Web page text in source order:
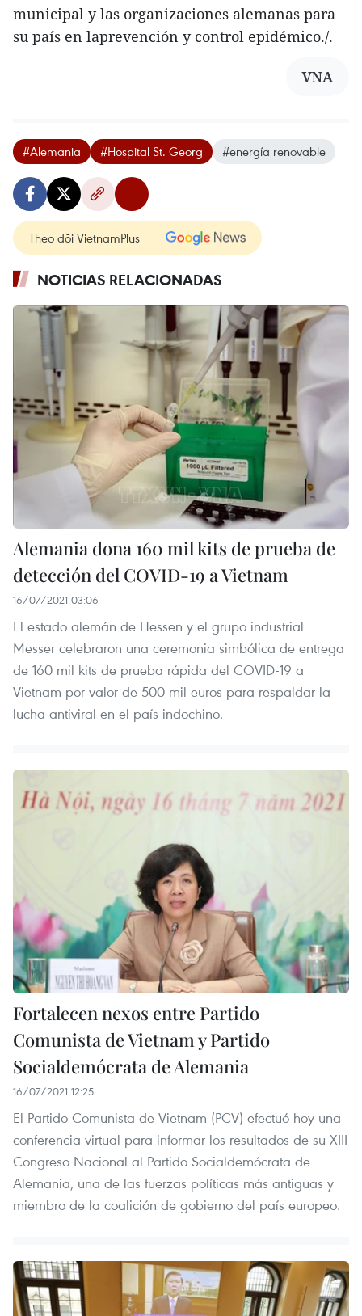
municipal y las organizaciones alemanas para
su país en laprevención y control epidémico./.
VNA
#Alemania #Hospital St. Georg #energía renovable
Theo dõi VietnamPlus
NOTICIAS RELACIONADAS
Alemania dona 160 mil kits de prueba de
detección del COVID-19 a Vietnam
16/07/2021 03:06
El estado alemán de Hessen y el grupo industrial
Messer celebraron una ceremonia simbólica de entrega
de 160 mil kits de prueba rápida del COVID-19 a
Vietnam por valor de 500 mil euros para respaldar la
lucha antiviral en el país indochino.
Fortalecen nexos entre Partido
Comunista de Vietnam y Partido
Socialdemócrata de Alemania
16/07/2021 12:25
El Partido Comunista de Vietnam (PCV) efectuó hoy una
conferencia virtual para informar los resultados de su XIII
Congreso Nacional al Partido Socialdemócrata de
Alemania, una de las fuerzas políticas más antiguas y
miembro de la coalición de gobierno del país europeo.